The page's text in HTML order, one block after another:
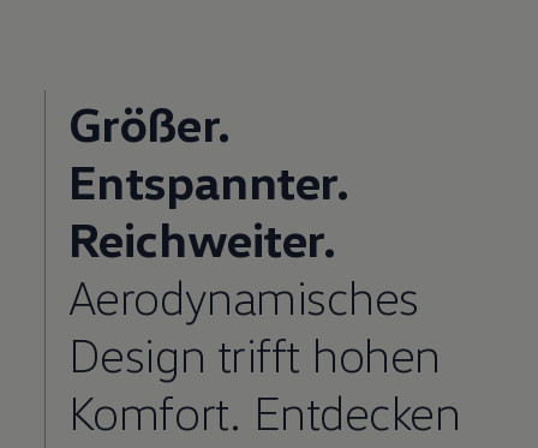
Größer.
Entspannter.
Reichweiter.
Aerodynamisches
Design trifft hohen
Komfort. Entdecken